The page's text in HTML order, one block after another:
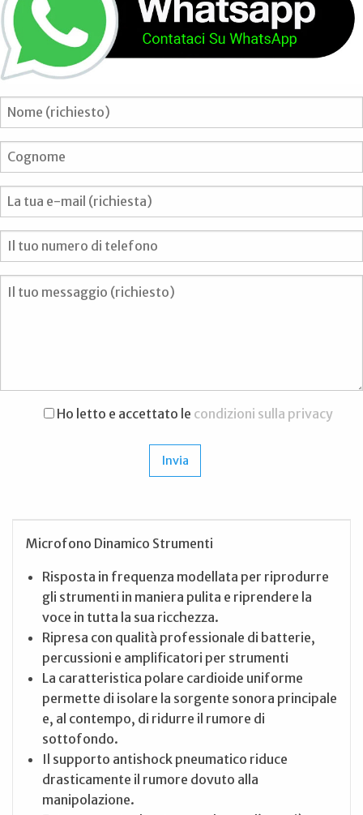
Ho letto e accettato le condizioni sulla privacy
Microfono Dinamico Strumenti
Risposta in frequenza modellata per riprodurre
gli strumenti in maniera pulita e riprendere la
voce in tutta la sua ricchezza.
Ripresa con qualità professionale di batterie,
percussioni e amplificatori per strumenti
La caratteristica polare cardioide uniforme
permette di isolare la sorgente sonora principale
e, al contempo, di ridurre il rumore di
sottofondo.
Il supporto antishock pneumatico riduce
drasticamente il rumore dovuto alla
manipolazione.